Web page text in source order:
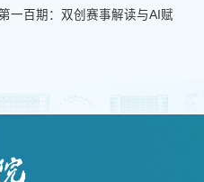
一百期：双创赛事解读与AI赋